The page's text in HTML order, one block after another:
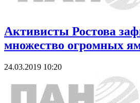
Активисты Ростова
множество огромных
24.03.2019 10:20